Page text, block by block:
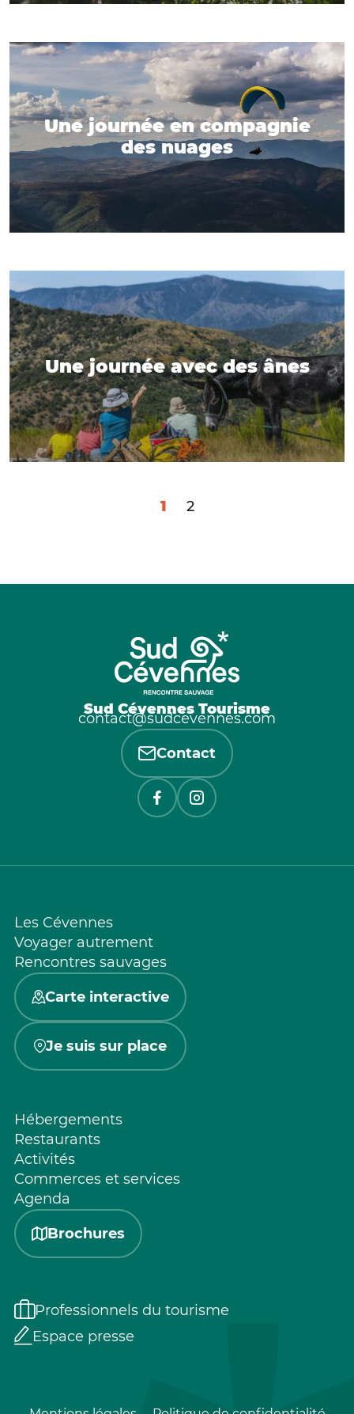
Une journée en compagnie
des nuages
Une journée avec des ânes
1 2
Sud Cévennes Tourisme
contact@sudcevennes.com
Contact
Les Cévennes
Voyager autrement
Rencontres sauvages
Carte interactive
Je suis sur place
Hébergements
Restaurants
Activités
Commerces et services
Agenda
Brochures
Professionnels du tourisme
Espace presse